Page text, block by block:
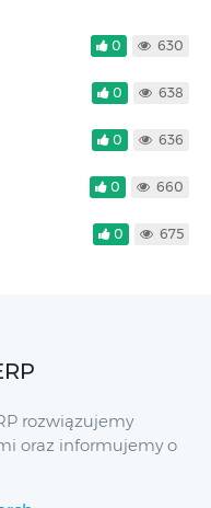
0 630
0 638
0 636
0 660
0 675
rozwiązujemy
oraz informujemy o